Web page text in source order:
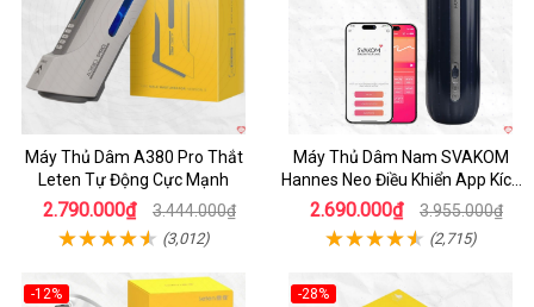
Máy Thủ Dâm A380 Pro Thắt
Leten Tự Động Cực Mạnh
2.790.000₫ 3.444.000₫
(3,012)
Máy Thủ Dâm Nam SVAKOM
Hannes Neo Điều Khiển App Kích
Thích
2.690.000₫ 3.955.000₫
(2,715)
-12%
-28%